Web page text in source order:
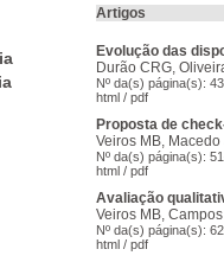
Artigos
Evolução das
Durão CRG,
Nº da(s) página(s):
html / pdf
Proposta de
Veiros MB,
Nº da(s) página(s):
html / pdf
Avaliação
Veiros MB,
Nº da(s) página(s):
html / pdf